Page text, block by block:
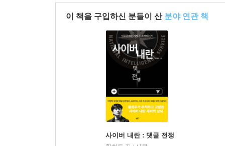
이 책을 구입하신 분들이 산 분야 연관 책
사이버 내란 : 댓글 전쟁